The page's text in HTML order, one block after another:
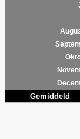
Gemiddeld